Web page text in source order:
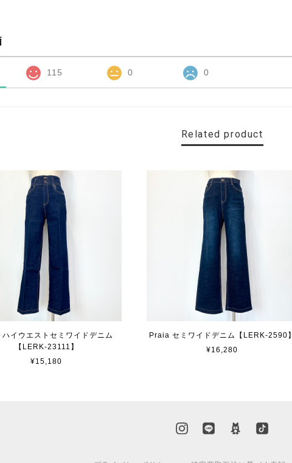
115 0 0
Related product
イウエストセミワイドデニム
【LERK-23111】
¥15,180
Praia セミワイドデニム【LERK-2590】
¥16,280